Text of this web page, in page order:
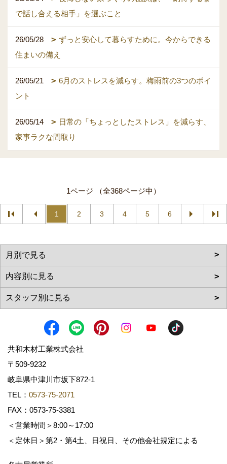
で話し合える相手」を選ぶこと
26/05/28
ずっと安心して暮らすために。今からできる
住まいの備え
26/05/21
6月のストレスを減らす。梅雨前の3つのポイ
ント
26/05/14
日常の「ちょっとしたストレス」を減らす、
家事ラクな間取り
1ページ （全368ページ中）
1 2 3 4 5 6
共和木材工業株式会社
〒509-9232
岐阜県中津川市坂下872‐1
TEL： 0573-75-2071
FAX：0573-75-3381
＜営業時間＞8:00～17:00
＜定休日＞第2・第4土、日祝日、その他会社規定による